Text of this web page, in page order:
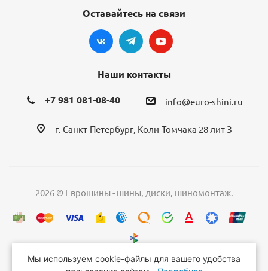
Оставайтесь на связи
Наши контакты
+7 981 081-08-40 info@euro-shini.ru
г. Санкт-Петербург, Коли-Томчака 28 лит З
2026 © Еврошины - шины, диски, шиномонтаж.
Мы используем cookie-файлы для вашего удобства